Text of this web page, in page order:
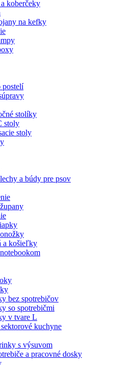
koberčeky
na kefky
postelí
stolíky
stoly
stoly
a búdy pre psov
a košieľky
bez spotrebičov
so spotrebičmi
v tvare L
kuchyne
s výsuvom
a pracovné dosky